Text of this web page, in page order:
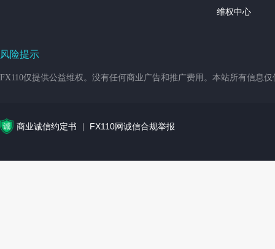
维权中心
风险提示
FX110仅提供公益维权。没有任何商业广告和推广费用。本站所有信息
商业诚信约定书 FX110网诚信合规举报